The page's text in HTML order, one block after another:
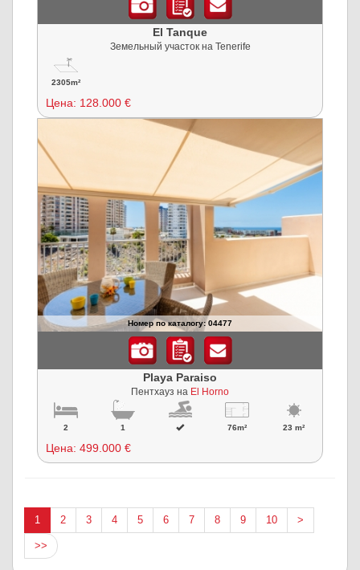
El Tanque
Земельный участок на Tenerife
2305m²
Цена: 128.000 €
Номер по каталогу: 04477
Playa Paraiso
Пентхауз на El Horno
2 1 76m² 23 m²
Цена: 499.000 €
1 2 3 4 5 6 7 8 9 10 >
>>